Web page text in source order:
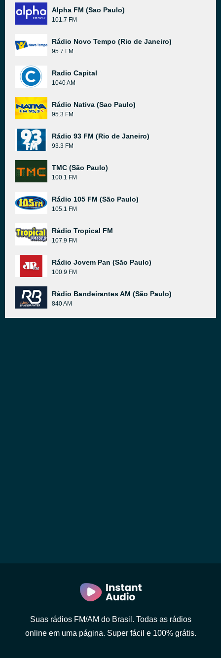
Alpha FM (Sao Paulo)
101.7 FM
Rádio Novo Tempo (Rio de Janeiro)
95.7 FM
Radio Capital
1040 AM
Rádio Nativa (Sao Paulo)
95.3 FM
Rádio 93 FM (Rio de Janeiro)
93.3 FM
TMC (São Paulo)
100.1 FM
Rádio 105 FM (São Paulo)
105.1 FM
Rádio Tropical FM
107.9 FM
Rádio Jovem Pan (São Paulo)
100.9 FM
Rádio Bandeirantes AM (São Paulo)
840 AM
Suas rádios FM/AM do Brasil. Todas as rádios
online em uma página. Super fácil e 100% grátis.